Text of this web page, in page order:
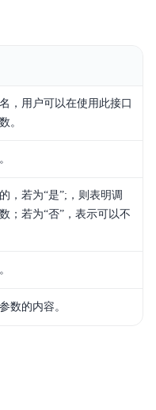
，用户可以在使用此接口
。
，若为“是”;，则表明调
；若为“否”，表示可以不
数的内容。